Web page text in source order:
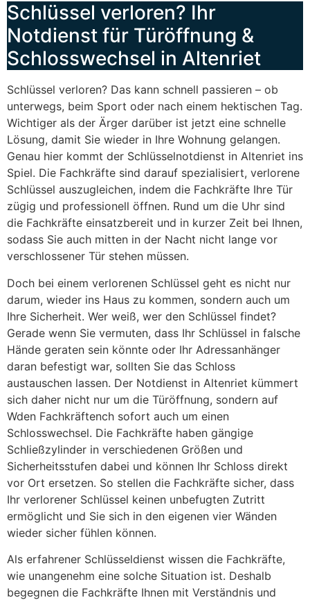
Schlüssel verloren? Ihr
Notdienst für Türöffnung &
Schlosswechsel in Altenriet
Schlüssel verloren? Das kann schnell passieren – ob
unterwegs, beim Sport oder nach einem hektischen Tag.
Wichtiger als der Ärger darüber ist jetzt eine schnelle
Lösung, damit Sie wieder in Ihre Wohnung gelangen.
Genau hier kommt der Schlüsselnotdienst in Altenriet ins
Spiel. Die Fachkräfte sind darauf spezialisiert, verlorene
Schlüssel auszugleichen, indem die Fachkräfte Ihre Tür
zügig und professionell öffnen. Rund um die Uhr sind
die Fachkräfte einsatzbereit und in kurzer Zeit bei Ihnen,
sodass Sie auch mitten in der Nacht nicht lange vor
verschlossener Tür stehen müssen.
Doch bei einem verlorenen Schlüssel geht es nicht nur
darum, wieder ins Haus zu kommen, sondern auch um
Ihre Sicherheit. Wer weiß, wer den Schlüssel findet?
Gerade wenn Sie vermuten, dass Ihr Schlüssel in falsche
Hände geraten sein könnte oder Ihr Adressanhänger
daran befestigt war, sollten Sie das Schloss
austauschen lassen. Der Notdienst in Altenriet kümmert
sich daher nicht nur um die Türöffnung, sondern auf
Wden Fachkräftench sofort auch um einen
Schlosswechsel. Die Fachkräfte haben gängige
Schließzylinder in verschiedenen Größen und
Sicherheitsstufen dabei und können Ihr Schloss direkt
vor Ort ersetzen. So stellen die Fachkräfte sicher, dass
Ihr verlorener Schlüssel keinen unbefugten Zutritt
ermöglicht und Sie sich in den eigenen vier Wänden
wieder sicher fühlen können.
Als erfahrener Schlüsseldienst wissen die Fachkräfte,
wie unangenehm eine solche Situation ist. Deshalb
begegnen die Fachkräfte Ihnen mit Verständnis und